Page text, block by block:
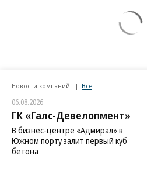
Новости компаний Все
06.08.2026
ГК «Галс-Девелопмент»
В бизнес-центре «Адмирал» в
Южном порту залит первый куб
бетона